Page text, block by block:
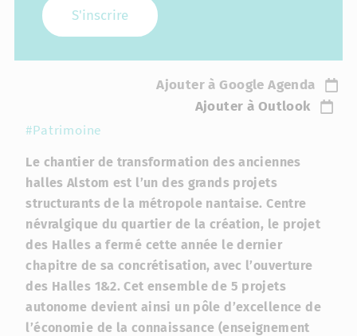
S'inscrire
Ajouter à Google Agenda
Ajouter à Outlook
#Patrimoine
Le chantier de transformation des anciennes
halles Alstom est l’un des grands projets
structurants de la métropole nantaise. Centre
névralgique du quartier de la création, le projet
des Halles a fermé cette année le dernier
chapitre de sa concrétisation, avec l’ouverture
des Halles 1&2. Cet ensemble de 5 projets
autonome devient ainsi un pôle d’excellence de
l’économie de la connaissance (enseignement